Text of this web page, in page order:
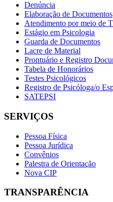
Denúncia
Elaboração de Documentos
Atendimento por meio de
Estágio em Psicologia
Guarda de Documentos
Lacre de Material
Prontuário e Registro
Tabela de Honorários
Testes Psicológicos
Registro de Psicóloga/o
SATEPSI
SERVIÇOS
Pessoa Física
Pessoa Jurídica
Convênios
Palestra de Orientação
Nova CIP
TRANSPARÊNCIA